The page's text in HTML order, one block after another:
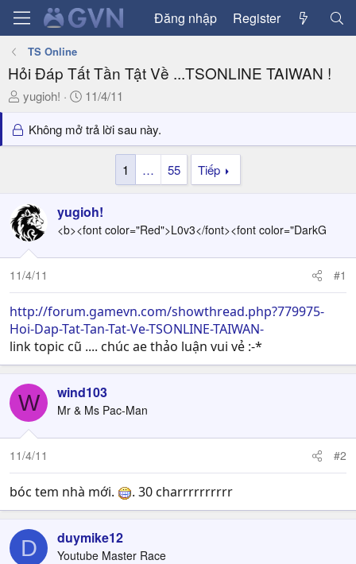
Đăng nhập Register
TS Online
Hỏi Đáp Tất Tần Tật Về ...TSONLINE TAIWAN !
T
r
e
t
a
r
e
r
yugioh!
N
à
y
11/4/11
Không mở trả lời sau này.
1 … 55 Tiếp
yugioh!
<b><font color="Red">L0v3</font><font color="DarkG
11/4/11 #1
http://forum.gamevn.com/showthread.php?779975-
Hoi-Dap-Tat-Tan-Tat-Ve-TSONLINE-TAIWAN-
link topic cũ .... chúc ae thảo luận vui vẻ :-*
W wind103
Mr & Ms Pac-Man
11/4/11 #2
bóc tem nhà mới. . 30 charrrrrrrrrr
D duymike12
Youtube Master Race